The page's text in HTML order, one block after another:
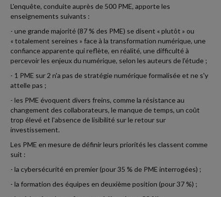
L'enquête, conduite auprès de 500 PME, apporte les
enseignements suivants :
- une grande majorité (87 % des PME) se disent « plutôt » ou
« totalement sereines » face à la transformation numérique, une
confiance apparente qui reflète, en réalité, une difficulté à
percevoir les enjeux du numérique, selon les auteurs de l'étude ;
- 1 PME sur 2 n'a pas de stratégie numérique formalisée et ne s'y
attelle pas ;
- les PME évoquent divers freins, comme la résistance au
changement des collaborateurs, le manque de temps, un coût
trop élevé et l'absence de lisibilité sur le retour sur
investissement.
Les PME en mesure de définir leurs priorités les classent comme
suit :
- la cybersécurité en premier (pour 35 % de PME interrogées) ;
- la formation des équipes en deuxième position (pour 37 %) ;